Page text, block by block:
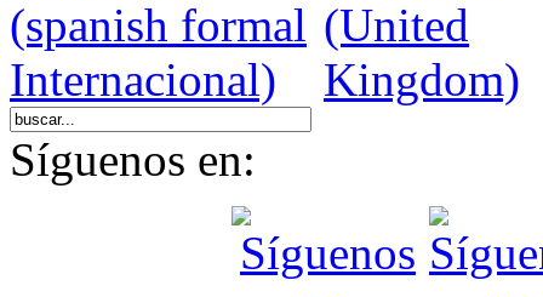
Síguenos en: